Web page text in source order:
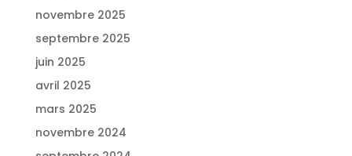
novembre 2025
septembre 2025
juin 2025
avril 2025
mars 2025
novembre 2024